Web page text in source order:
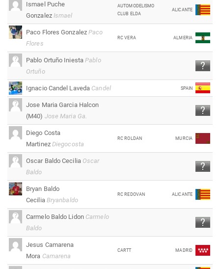
Ismael Puche
Gonzalez Ismael
AUTOMODELISMO
CLUB ELDA
ALICANTE
Paco Flores GonzalezPaco
Flores
RC VERA ALMERIA
Pablo Ortuño IniestaPablo
Ortuño
Ignacio Candel Laveda Candel SPAIN
Jose Maria Garcia Halcon
(M40) Jose Maria Ga.
Diego Costa
Martinez Diegocosta
RC ROLDAN MURCIA
Oscar Baldo Cecilia Oscar
Baldo
Bryan Baldo
Cecilia Bryanbaldo
RC REDOVAN ALICANTE
Carmelo Baldo Lidon Carmelo
Baldo
Jesus Camarena
Mora Camarena
CARTT MADRID